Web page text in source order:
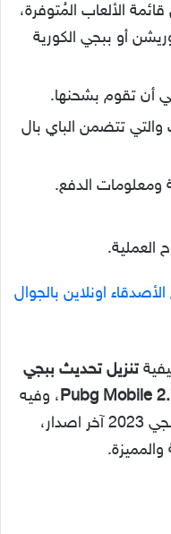
الألعاب المُتوفرة،
أو ببجي الكورية
أن تقوم بشحنها.
والتي تتضمن الباي بال
ومعلومات الدفع.
العملية.
اونلاين بالجوال
تنزيل تحديث ببجي
، وفيه
تعرفنا على طريقة تحميل تحديث ببجي 2023 آخر اصدار،
والمميزة.